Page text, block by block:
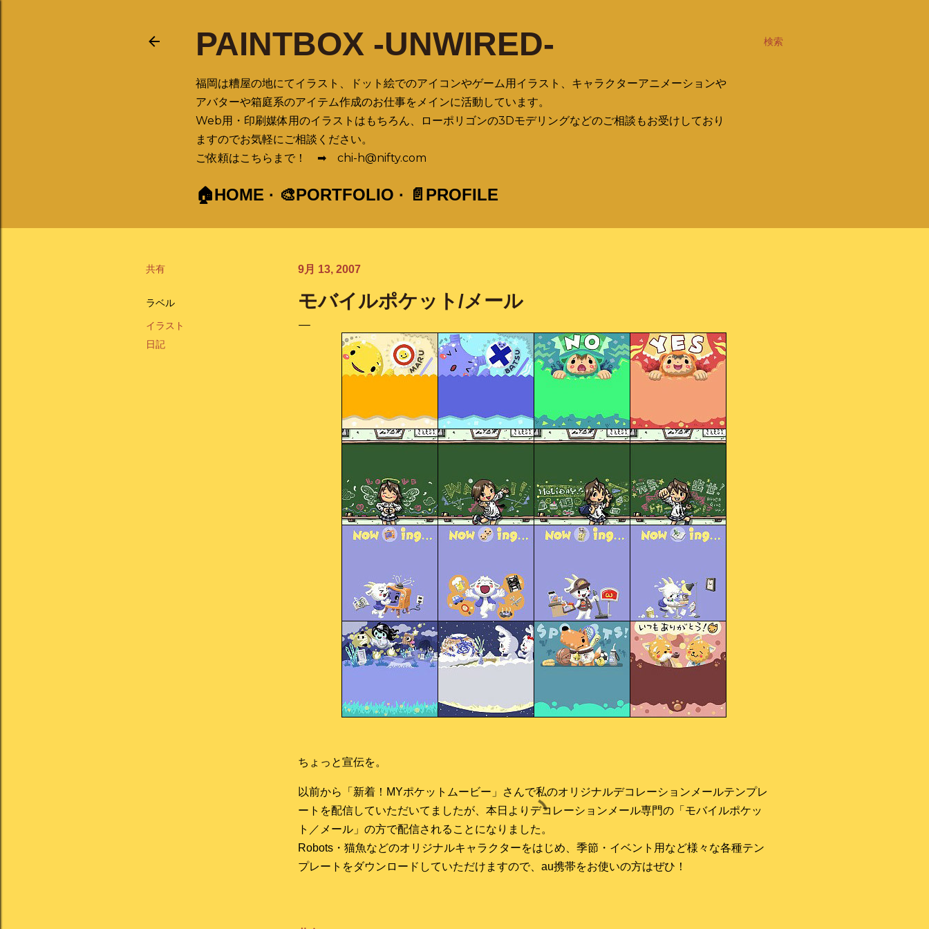
検索
PAINTBOX -UNWIRED-
福岡は糟屋の地にてイラスト、ドット絵でのアイコンやゲーム用イラスト、キャラクターアニメーションや
アバターや箱庭系のアイテム作成のお仕事をメインに活動しています。
Web用・印刷媒体用のイラストはもちろん、ローポリゴンの3Dモデリングなどのご相談もお受けしており
ますのでお気軽にご相談ください。
ご依頼はこちらまで！ ➡ chi-h@nifty.com
🏠HOME 🎨PORTFOLIO 📄PROFILE
共有
ラベル
イラスト
日記
9月 13, 2007
モバイルポケット/メール
ちょっと宣伝を。
以前から「新着！MYポケットムービー」さんで私のオリジナルデコレーションメールテンプレ
ートを配信していただいてましたが、本日よりデコレーションメール専門の「モバイルポケッ
ト／メール」の方で配信されることになりました。
Robots・猫魚などのオリジナルキャラクターをはじめ、季節・イベント用など様々な各種テン
プレートをダウンロードしていただけますので、au携帯をお使いの方はぜひ！